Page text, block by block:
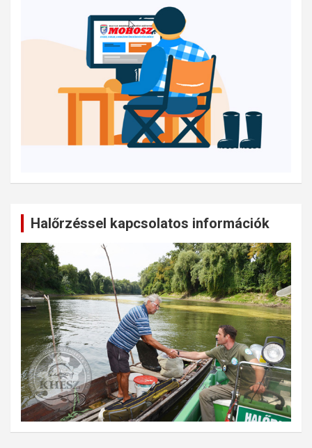
Halőrzéssel kapcsolatos információk